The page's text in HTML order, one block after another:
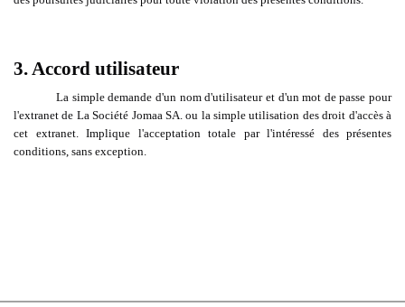
3. Accord utilisateur
La simple demande d'un nom d'utilisateur et d'un mot de passe pour
l'extranet de La Société Jomaa SA. ou la simple utilisation des droit d'accès à
cet extranet. Implique l'acceptation totale par l'intéressé des présentes
conditions, sans exception.